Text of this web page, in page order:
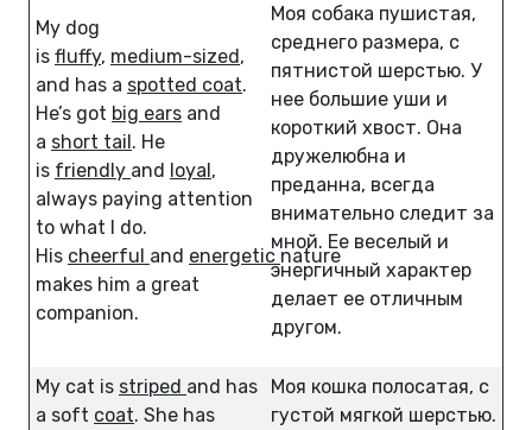
My dog
is fluffy, medium-sized,
and has a spotted coat.
He’s got big ears and
a short tail. He
is friendly and loyal,
always paying attention
to what I do.
His cheerful and energetic nature
makes him a great
companion.
Моя собака пушистая,
среднего размера, с
пятнистой шерстью. У
нее большие уши и
короткий хвост. Она
дружелюбна и
преданна, всегда
внимательно следит за
мной. Ее веселый и
энергичный характер
делает ее отличным
другом.
My cat is striped and has
a soft coat. She has
Моя кошка полосатая, с
густой мягкой шерстью.